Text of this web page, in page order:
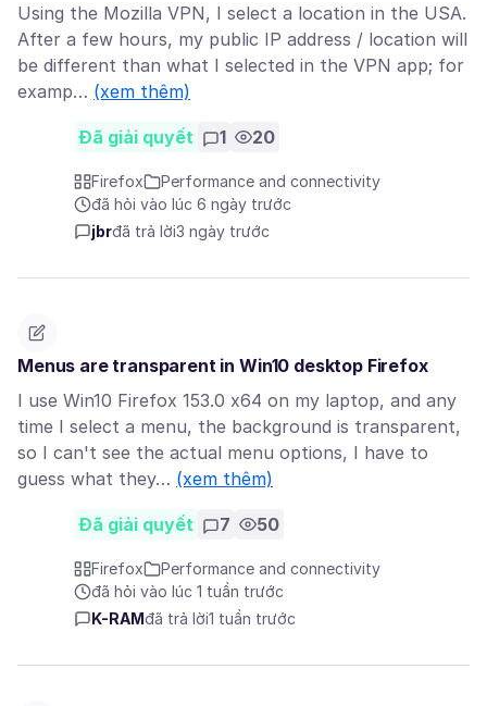
Using the Mozilla VPN, I select a location in the USA.
After a few hours, my public IP address / location will
be different than what I selected in the VPN app; for
examp… (xem thêm)
Đã giải quyết 1 20
Firefox
Performance and connectivity
đã hỏi vào lúc 6 ngày trước
jbrđã trả lời3 ngày trước
Menus are transparent in Win10 desktop Firefox
I use Win10 Firefox 153.0 x64 on my laptop, and any
time I select a menu, the background is transparent,
so I can't see the actual menu options, I have to
guess what they… (xem thêm)
Đã giải quyết 7 50
Firefox
Performance and connectivity
đã hỏi vào lúc 1 tuần trước
K-RAMđã trả lời1 tuần trước